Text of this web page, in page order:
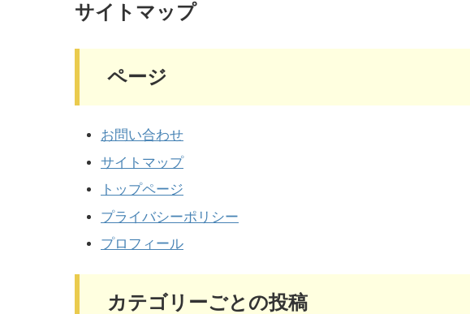
サイトマップ
ページ
お問い合わせ
サイトマップ
トップページ
プライバシーポリシー
プロフィール
カテゴリーごとの投稿